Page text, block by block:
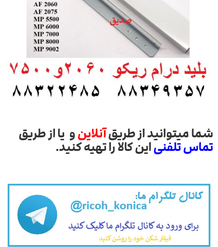
شما میتوانید از طریقآنلاینو یا از طریق
تماس تلفنیاین کالا را تهیه کنید.